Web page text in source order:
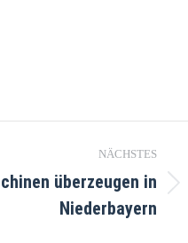
NÄCHSTES
überzeugen in
Niederbayern